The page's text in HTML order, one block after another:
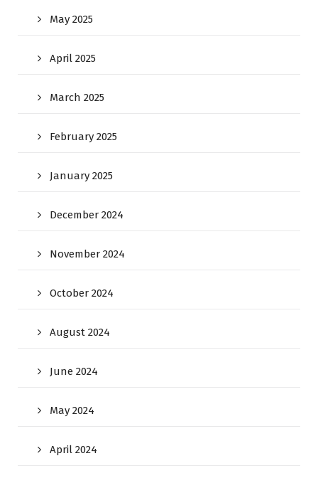
May 2025
April 2025
March 2025
February 2025
January 2025
December 2024
November 2024
October 2024
August 2024
June 2024
May 2024
April 2024